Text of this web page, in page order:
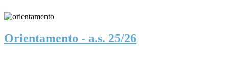
Orientamento - a.s. 25/26